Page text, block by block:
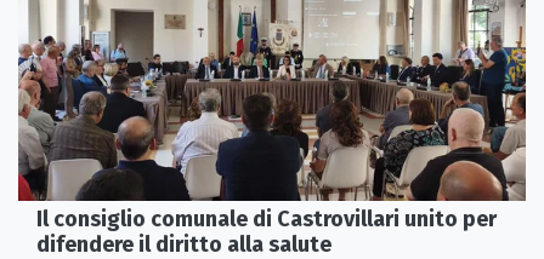
Il consiglio comunale di Castrovillari unito per
difendere il diritto alla salute